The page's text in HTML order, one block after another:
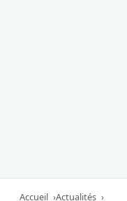
Accueil
Actualités